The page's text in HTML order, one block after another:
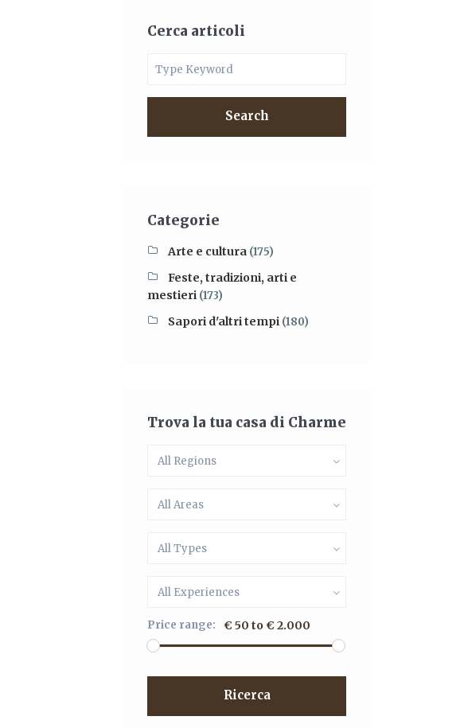
Cerca articoli
Search
Categorie
Arte e cultura (175)
Feste, tradizioni, arti e
mestieri (173)
Sapori d'altri tempi (180)
Trova la tua casa di Charme
All Regions
All Areas
All Types
All Experiences
Price range: € 50 to € 2.000
Ricerca